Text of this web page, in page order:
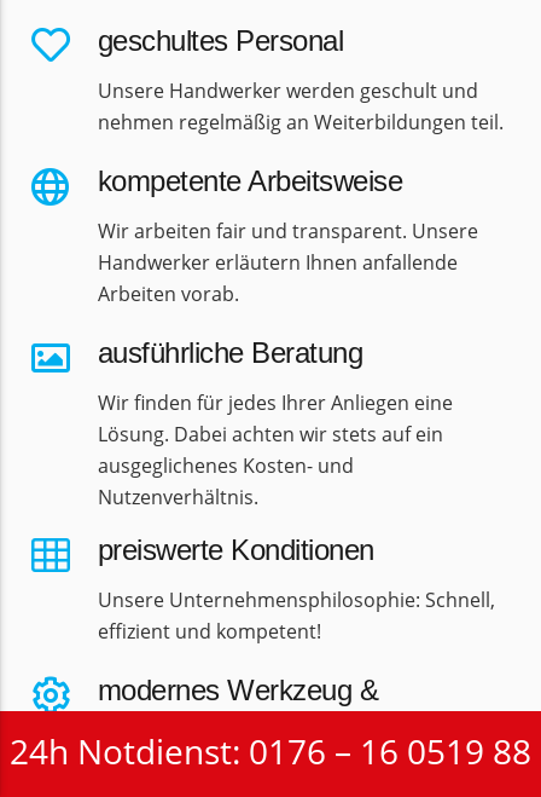
geschultes Personal
Unsere Handwerker werden geschult und
nehmen regelmäßig an Weiterbildungen teil.
kompetente Arbeitsweise
Wir arbeiten fair und transparent. Unsere
Handwerker erläutern Ihnen anfallende
Arbeiten vorab.
ausführliche Beratung
Wir finden für jedes Ihrer Anliegen eine
Lösung. Dabei achten wir stets auf ein
ausgeglichenes Kosten- und
Nutzenverhältnis.
preiswerte Konditionen
Unsere Unternehmensphilosophie: Schnell,
effizient und kompetent!
modernes Werkzeug &
24h Notdienst: 0176 – 16 0519 88